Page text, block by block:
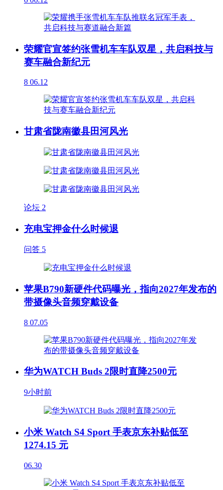
荣耀官宣签约张雪机车车队双星，共启科技与
赛车融合新纪元
8 06.12
甘肃省陇南徽县田河风光
论坛 2
充电宝押金什么时候退
问答 5
苹果B790新硬件代码曝光，指向2027年发布的
带摄像头音频穿戴设备
8 07.05
华为WATCH Buds 2限时直降2500元
9小时前
小米 Watch S4 Sport 手表京东补贴低至
1274.15 元
06.30